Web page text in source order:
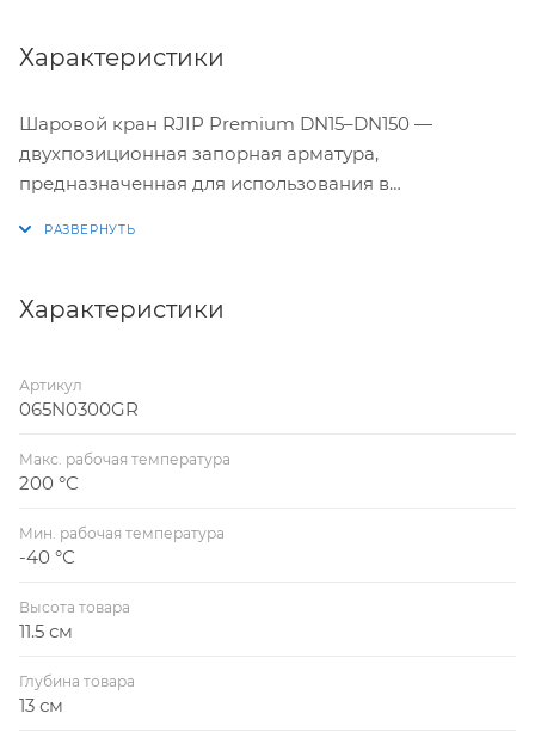
Характеристики
Шаровой кран RJIP Premium DN15–DN150 —
двухпозиционная запорная арматура,
предназначенная для использования в
Характеристики
Артикул
065N0300GR
Макс. рабочая температура
200 °С
Мин. рабочая температура
-40 °С
Высота товара
11.5 см
Глубина товара
13 см